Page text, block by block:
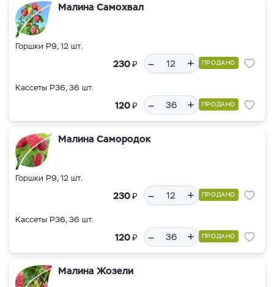
Малина Самохвал
Горшки Р9, 12 шт.
230₽ – + ПРОДАНО
Кассеты Р36, 36 шт.
120₽ – + ПРОДАНО
Малина Самородок
Горшки Р9, 12 шт.
230₽ – + ПРОДАНО
Кассеты Р36, 36 шт.
120₽ – + ПРОДАНО
Малина Жозели